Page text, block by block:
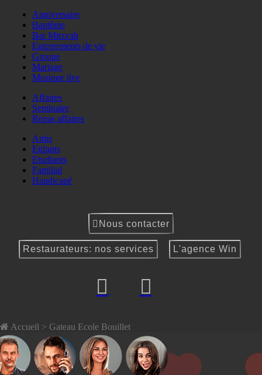
Anniversaire
Baptême
Bar Mitzvah
Enterrements de vie
Groupe
Mariage
Musique live
Affaires
Seminaire
Repas affaires
Amis
Enfants
Etudiants
Familial
Handicapé
Nous contacter
Restaurateurs: nos services L'agence Win
Accueil > Gateau Ecole Bouillet